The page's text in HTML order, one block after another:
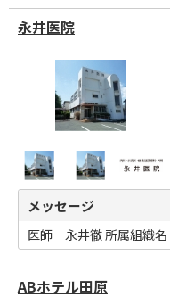
永井医院
メッセージ
医師 永井徹 所属組織
ABホテル田原